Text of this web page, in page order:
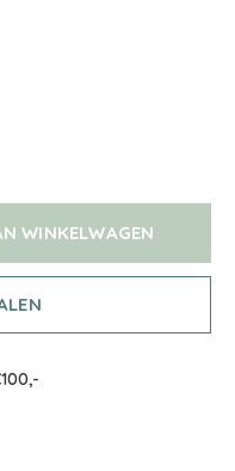
WINKELWAGEN